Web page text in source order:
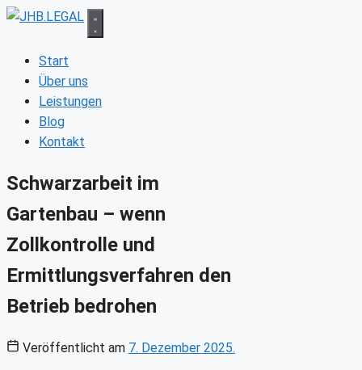
Zum
springenStart
Über uns
Leistungen
Blog
Kontakt
Schwarzarbeit im
Gartenbau – wenn
Zollkontrolle und
Ermittlungsverfahren den
Betrieb bedrohen
Veröffentlicht am 7. Dezember 2025.